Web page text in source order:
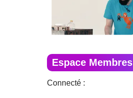
Espace Membres
Connecté :